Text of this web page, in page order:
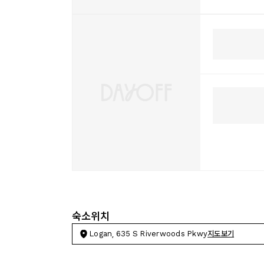
숙소위치
Logan, 635 S Riverwoods Pkwy지도보기